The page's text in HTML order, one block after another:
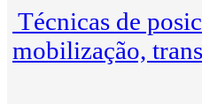
Técnicas de
mobilização,